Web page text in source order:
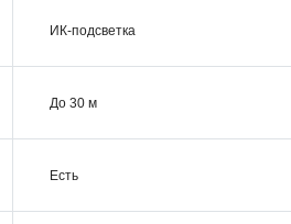
ИК-подсветка
До 30 м
Есть